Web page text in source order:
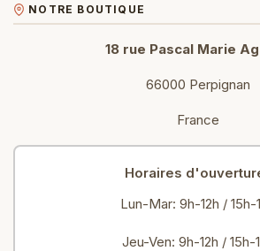
NOTRE BOUTIQUE
18 rue Pascal Marie
66000 Perpignan
France
Horaires
Lun-Mar: 9h-12h / 15h-
Jeu-Ven: 9h-12h / 15h-